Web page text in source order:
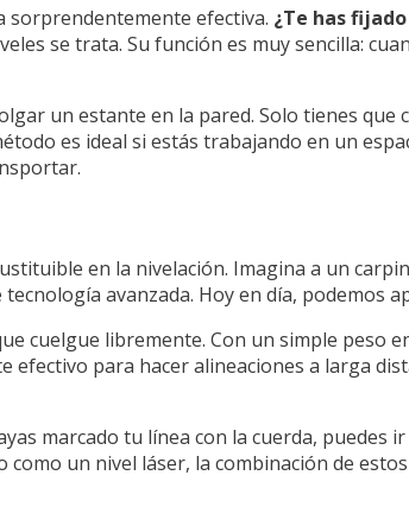
sorprendentemente efectiva. ¿Te has
se trata. Su función es muy sencilla:
un estante en la pared. Solo tienes
es ideal si estás trabajando en un
en la nivelación. Imagina a un
avanzada. Hoy en día, podemos
cuelgue libremente. Con un simple peso
para hacer alineaciones a larga
marcado tu línea con la cuerda, puedes
como un nivel láser, la combinación de